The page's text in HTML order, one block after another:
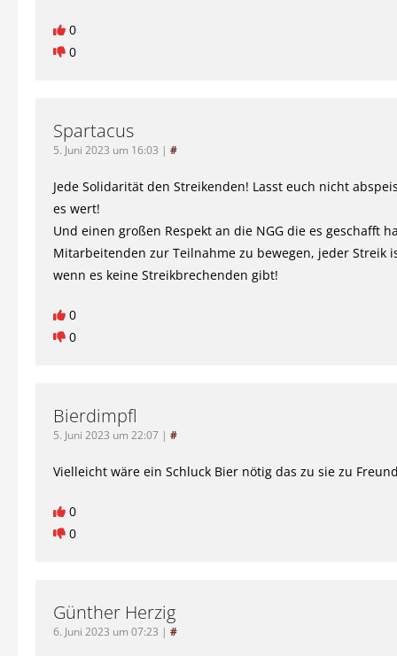
0
0
Spartacus
5. Juni 2023 um 16:03 | #
Jede Solidarität den Streikenden! Lasst euch nicht
es wert!
Und einen großen Respekt an die NGG die es geschafft
Mitarbeitenden zur Teilnahme zu bewegen, jeder Streik
wenn es keine Streikbrechenden gibt!
0
0
Bierdimpfl
5. Juni 2023 um 22:07 | #
Vielleicht wäre ein Schluck Bier nötig das zu sie zu
0
0
Günther Herzig
6. Juni 2023 um 07:23 | #